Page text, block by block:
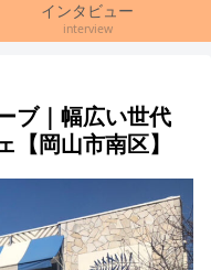
インタビュー
interview
ブ｜幅広い世代
【岡山市南区】